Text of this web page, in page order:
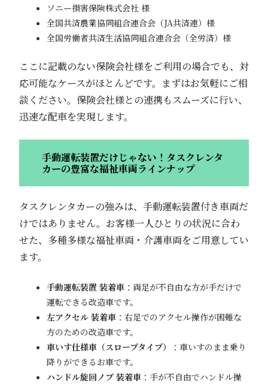
ソニー損害保険株式会社 様
全国共済農業協同組合連合会（JA共済連）様
全国労働者共済生活協同組合連合会（全労済）様
ここに記載のない保険会社様をご利用の場合でも、対
応可能なケースがほとんどです。まずはお気軽にご相
談ください。保険会社様との連携もスムーズに行い、
迅速な配車を実現します。
手動運転装置だけじゃない！タスクレンタ
カーの豊富な福祉車両ラインナップ
タスクレンタカーの強みは、手動運転装置付き車両だ
けではありません。お客様一人ひとりの状況に合わ
せた、多種多様な福祉車両・介護車両をご用意してい
ます。
手動運転装置 装着車：両足が不自由な方が手だけで
運転できる改造車です。
左アクセル 装着車：右足でのアクセル操作が困難な
方のための改造車です。
車いす仕様車（スロープタイプ）
：車いすのまま乗り
降りができるお車です。
ハンドル旋回ノブ 装着車：手が不自由でハンドル操